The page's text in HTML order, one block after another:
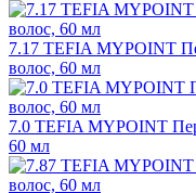
7.17 TEFIA MYPOINT
волос, 60 мл
7.0 TEFIA MYPOINT
60 мл